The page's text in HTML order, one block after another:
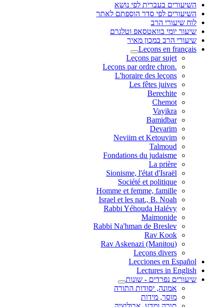
השיעורים בעברית לפי נושא
השיעורים לפי סדר הוספתם לאתר
לוח שיעורי הרב
שיעור יומי בוואטסאפ וטלגרם
שיעורי הרב במכון מאיר
Leçons en français
Leçons par sujet
.Leçons par ordre chron
L'horaire des leçons
Les fêtes juives
Berechite
Chemot
Vayikra
Bamidbar
Devarim
Neviim et Ketouvim
Talmoud
Fondations du judaisme
La prière
Sionisme, l'état d'Israël
Société et politique
Homme et femme, famille
Israel et les nat., B. Noah
Rabbi Yéhouda Halévy
Maimonide
Rabbi Na'hman de Breslev
Rav Kook
(Rav Askenazi (Manitou
Leçons divers
Lecciones en Español
Lectures in English
שיעורים נפרדים - שונות
אמונה, יסודות התורה
מוסר, מידות